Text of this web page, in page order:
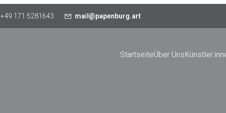
+49 171 5281643 mail@papenburg.art
StartseiteÜber Uns